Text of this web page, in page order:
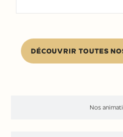
Nos
DÉCOUVRIR TOUTES